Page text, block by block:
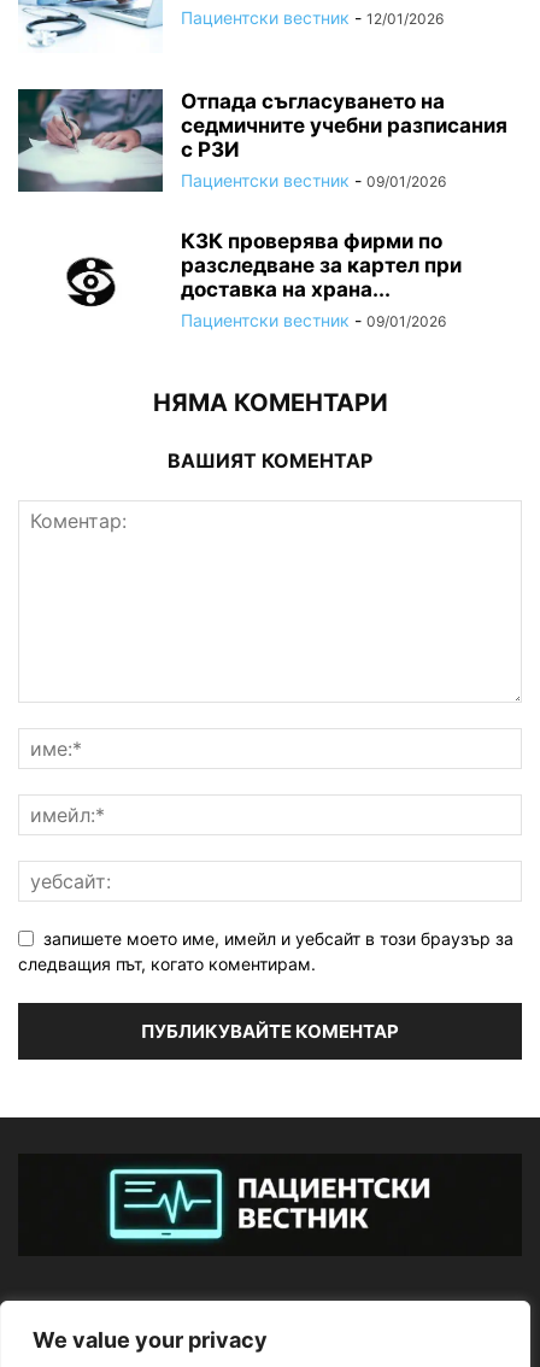
We value your privacy
Пациентски вестник - 12/01/2026
Отпада съгласуването на
седмичните учебни разписания
с РЗИ
Пациентски вестник - 09/01/2026
КЗК проверява фирми по
разследване за картел при
доставка на храна...
Пациентски вестник - 09/01/2026
НЯМА КОМЕНТАРИ
ВАШИЯТ КОМЕНТАР
запишете моето име, имейл и уебсайт в този браузър за
следващия път, когато коментирам.